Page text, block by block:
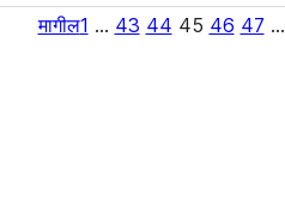
मागील1 … 43 44 45 46 47 …